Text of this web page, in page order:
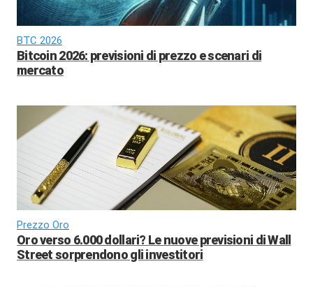
BTC 2026
Bitcoin 2026: previsioni di prezzo e scenari di
mercato
Prezzo Oro
Oro verso 6.000 dollari? Le nuove previsioni di Wall
Street sorprendono gli investitori